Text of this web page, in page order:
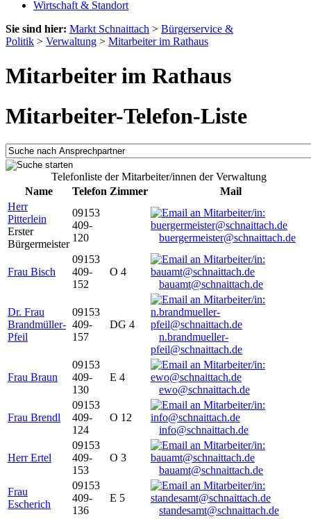
Wirtschaft & Standort
Sie sind hier: Markt Schnaittach > Bürgerservice &
Politik > Verwaltung > Mitarbeiter im Rathaus
Mitarbeiter im Rathaus
Mitarbeiter-Telefon-Liste
Telefonliste der Mitarbeiter/innen der Verwaltung
Name
Telefon Zimmer
Mail
Herr
Pitterlein
Erster
Bürgermeister
09153
409-
120
buergermeister@schnaittach.de
Frau Bisch
09153
409-
152
O 4
bauamt@schnaittach.de
Dr. Frau
Brandmüller-
Pfeil
09153
409-
157
DG 4
n.brandmueller-
pfeil@schnaittach.de
Frau Braun
09153
409-
130
E 4
ewo@schnaittach.de
Frau Brendl
09153
409-
124
O 12
info@schnaittach.de
Herr Ertel
09153
409-
153
O 3
bauamt@schnaittach.de
Frau
Escherich
09153
409-
136
E 5
standesamt@schnaittach.de